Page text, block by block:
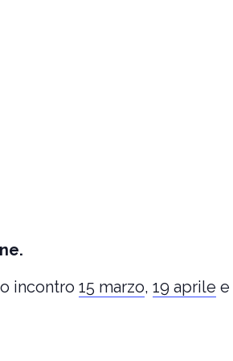
incontro 15 marzo, 19 aprile e